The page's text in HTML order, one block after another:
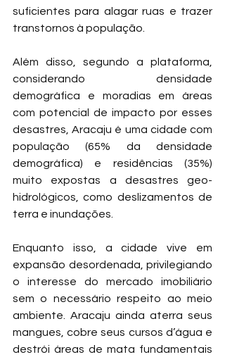
suficientes para alagar ruas e trazer
transtornos à população.
Além disso, segundo a plataforma,
considerando densidade
demográfica e moradias em áreas
com potencial de impacto por esses
desastres, Aracaju é uma cidade com
população (65% da densidade
demográfica) e residências (35%)
muito expostas a desastres geo-
hidrológicos, como deslizamentos de
terra e inundações.
Enquanto isso, a cidade vive em
expansão desordenada, privilegiando
o interesse do mercado imobiliário
sem o necessário respeito ao meio
ambiente. Aracaju ainda aterra seus
mangues, cobre seus cursos d’água e
destrói áreas de mata fundamentais